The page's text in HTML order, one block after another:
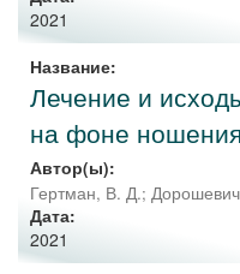
2021
Название:
Лечение и
на фоне
Автор(ы):
Гертман, В. Д.;
Дата:
2021